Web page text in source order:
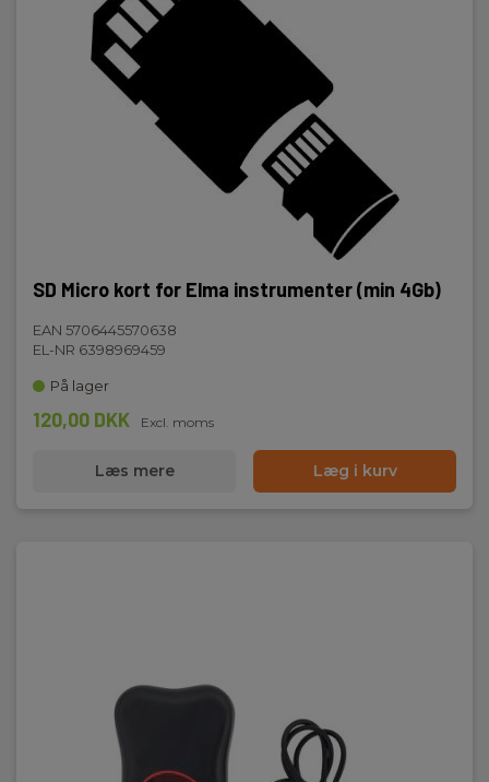
SD Micro kort for Elma instrumenter (min 4Gb)
EAN 5706445570638
EL-NR 6398969459
På lager
120,00 DKK Excl. moms
Læs mere Læg i kurv